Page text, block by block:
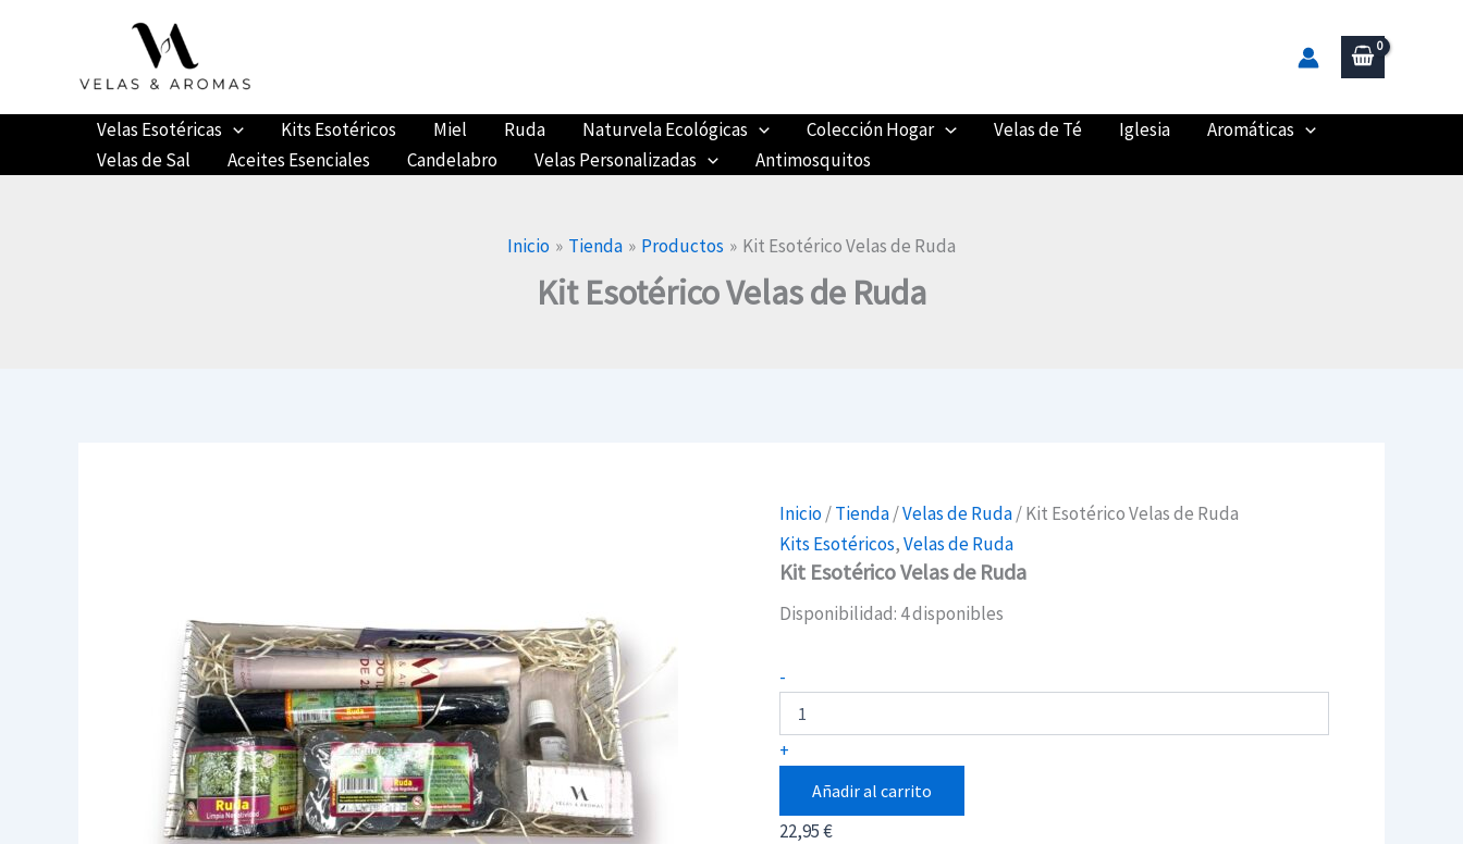
Velas Esotéricas Kits Esotéricos Miel Ruda Naturvela Ecológicas Colección Hogar Velas de Té Iglesia
Aromáticas
Velas de Sal
Aceites Esenciales Candelabro Velas Personalizadas Antimosquitos
Inicio Tienda Productos Kit Esotérico Velas de Ruda
Kit Esotérico Velas de Ruda
Inicio/Tienda/Velas de Ruda/ Kit Esotérico Velas de Ruda
Kits Esotéricos,Velas de Ruda
Kit Esotérico Velas de Ruda
Disponibilidad: 4 disponibles
-
Esotérico
Velas
de
Ruda
+
Añadir al carrito
22,95€